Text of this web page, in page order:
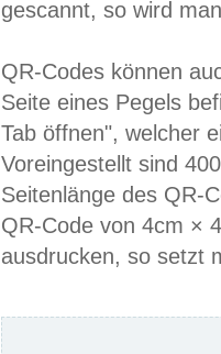
gescannt, so wird
QR-Codes können
Seite eines Pegels
Tab öffnen", welcher
Voreingestellt sind
Seitenlänge des QR-
QR-Code von 4cm ×
ausdrucken, so setzt